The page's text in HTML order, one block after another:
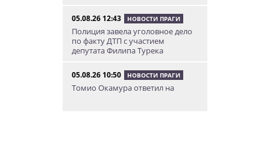
05.08.26 12:43 НОВОСТИ ПРАГИ
Полиция завела уголовное дело
по факту ДТП с участием
депутата Филипа Турека
05.08.26 10:50 НОВОСТИ ПРАГИ
Томио Окамура ответил на